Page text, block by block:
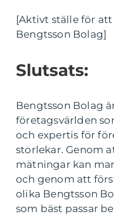
[Aktivt ställe för
Bengtsson Bolag]
Slutsats:
Bengtsson Bolag
företagsvärlden
och expertis för
storlekar. Genom
mätningar kan
och genom att
olika Bengtsson
som bäst passar